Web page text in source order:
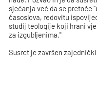
sjećanja već da se pretoče
časoslova, redovitu
studij teologije koji hrani
za izgubljenima."
Susret je završen